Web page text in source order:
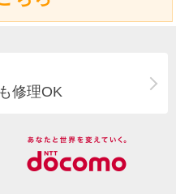
修理OK